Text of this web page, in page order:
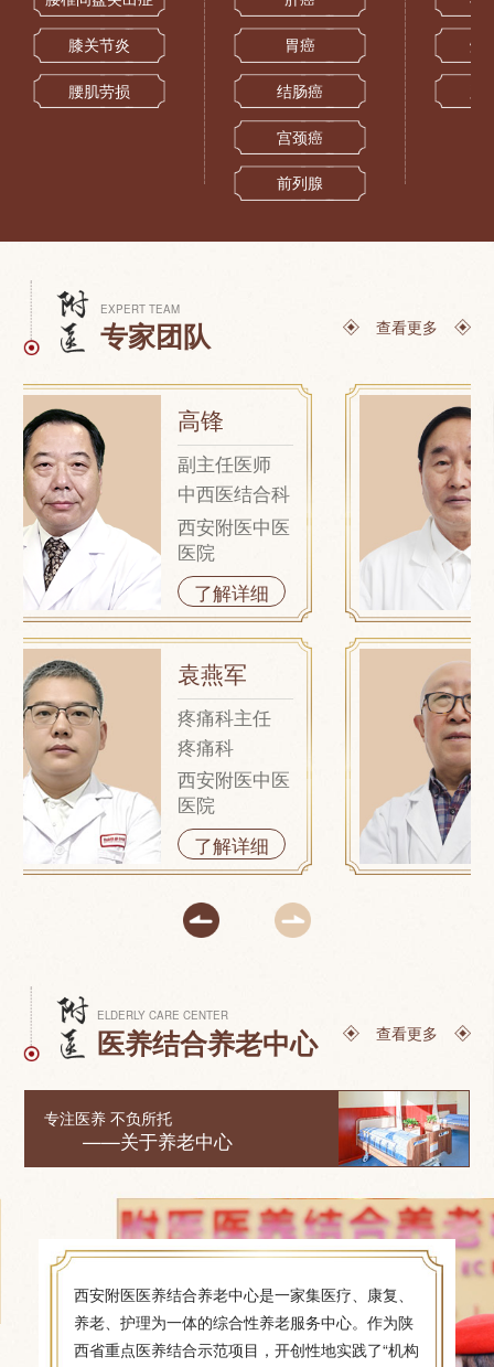
膝关节炎
腰肌劳损
胃癌
结肠癌
宫颈癌
前列腺
烧
EXPERT TEAM
专家团队 查看更多
高锋
副主任医师
中西医结合科
西安附医中医
医院
了解详细
袁燕军
疼痛科主任
疼痛科
西安附医中医
医院
了解详细
ELDERLY CARE CENTER
医养结合养老中心 查看更多
专注医养 不负所托
——关于养老中心
西安附医医养结合养老中心是一家集医疗、康复、
养老、护理为一体的综合性养老服务中心。作为陕
西省重点医养结合示范项目，开创性地实践了“机构